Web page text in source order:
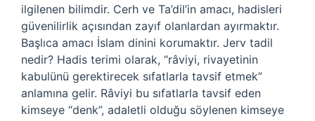
ilgilenen bilimdir. Cerh ve Ta’dil’in amacı, hadisleri
güvenilirlik açısından zayıf olanlardan ayırmaktır.
Başlıca amacı İslam dinini korumaktır. Jerv tadil
nedir? Hadis terimi olarak, “râviyi, rivayetinin
kabulünü gerektirecek sıfatlarla tavsif etmek”
anlamına gelir. Râviyi bu sıfatlarla tavsif eden
kimseye “denk”, adaletli olduğu söylenen kimseye